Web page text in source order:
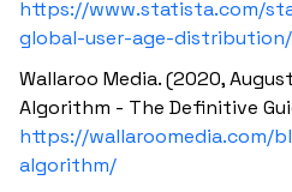
https://www.statista.com/
global-user-age-distribution/
Wallaroo Media. (2020,
Algorithm - The Definitive
https://wallaroomedia.com/
algorithm/